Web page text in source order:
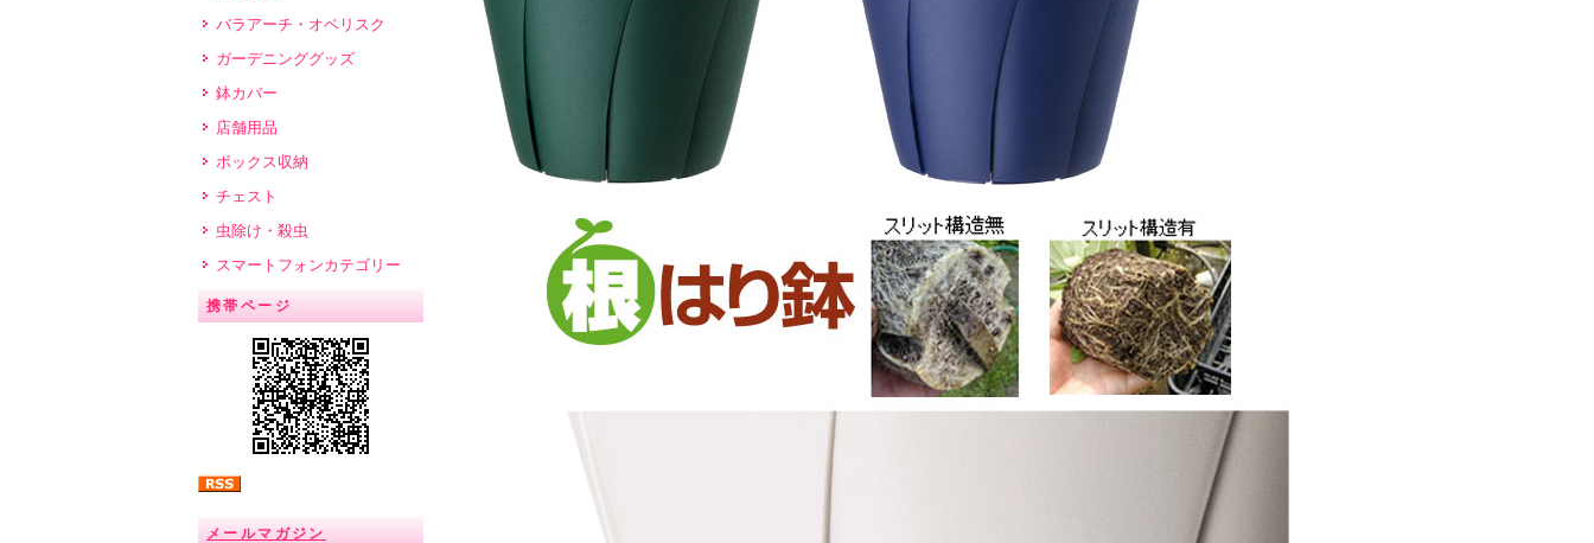
バラアーチ・オベリスク
ガーデニンググッズ
鉢カバー
店舗用品
ボックス収納
チェスト
虫除け・殺虫
スマートフォンカテゴリー
携帯ページ
メールマガジン